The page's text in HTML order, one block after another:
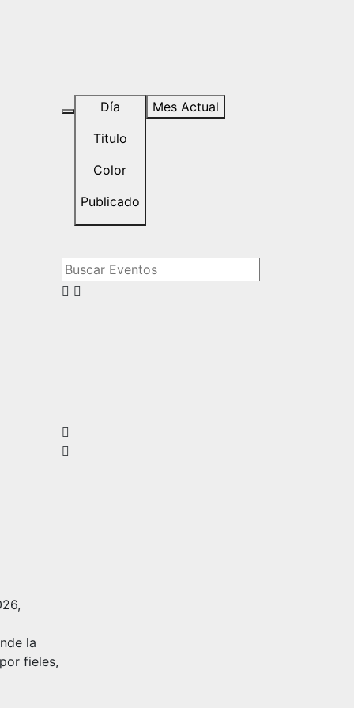
la
fieles,
Día
Titulo
Color
Publicado
Mes Actual
Buscar Eventos